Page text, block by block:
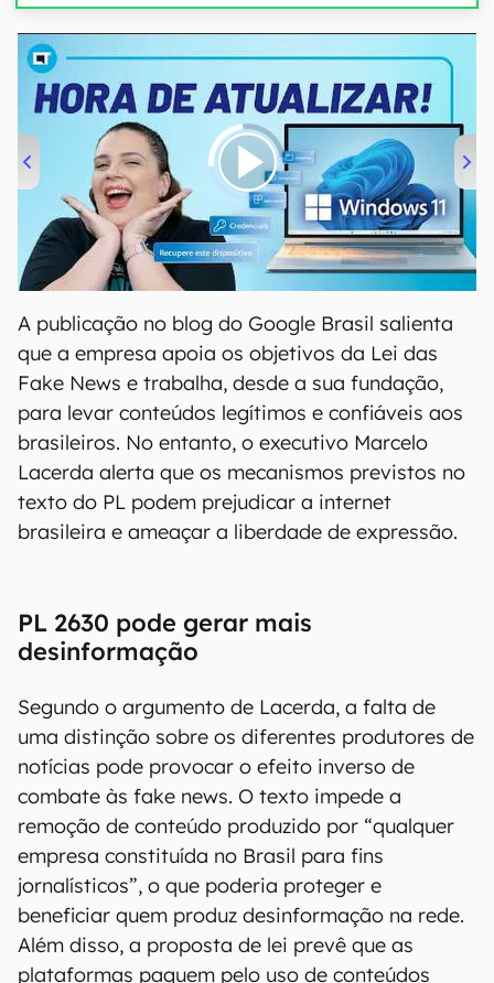
00:00 04:52
A publicação no blog do Google Brasil salienta
que a empresa apoia os objetivos da Lei das
Fake News e trabalha, desde a sua fundação,
para levar conteúdos legítimos e confiáveis aos
brasileiros. No entanto, o executivo Marcelo
Lacerda alerta que os mecanismos previstos no
texto do PL podem prejudicar a internet
brasileira e ameaçar a liberdade de expressão.
PL 2630 pode gerar mais
desinformação
Segundo o argumento de Lacerda, a falta de
uma distinção sobre os diferentes produtores de
notícias pode provocar o efeito inverso de
combate às fake news. O texto impede a
remoção de conteúdo produzido por “qualquer
empresa constituída no Brasil para fins
jornalísticos”, o que poderia proteger e
beneficiar quem produz desinformação na rede.
Além disso, a proposta de lei prevê que as
plataformas paguem pelo uso de conteúdos